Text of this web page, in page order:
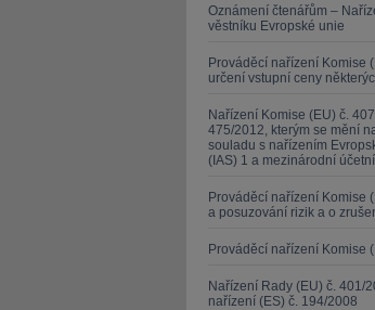
Oznámení čtenářům –
věstníku Evropské unie
Prováděcí nařízení Komise
určení vstupní ceny
Nařízení Komise (EU) č.
475/2012, kterým se mění
souladu s nařízením
(IAS) 1 a mezinárodní
Prováděcí nařízení Komise
a posuzování rizik a o
Prováděcí nařízení Komise
Nařízení Rady (EU) č. 401/
nařízení (ES) č. 194/2008